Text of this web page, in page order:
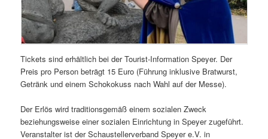
Tickets sind erhältlich bei der Tourist-Information Speyer. Der
Preis pro Person beträgt 15 Euro (Führung inklusive Bratwurst,
Getränk und einem Schokokuss nach Wahl auf der Messe).
Der Erlös wird traditionsgemäß einem sozialen Zweck
beziehungsweise einer sozialen Einrichtung in Speyer zugeführt.
Veranstalter ist der Schaustellerverband Speyer e.V. in